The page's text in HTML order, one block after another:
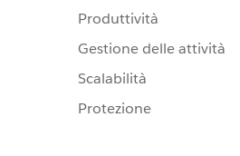
Produttività
Gestione delle attività
Scalabilità
Protezione